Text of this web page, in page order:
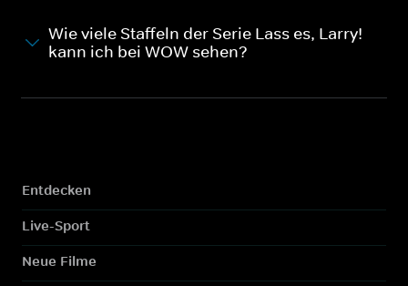
Wie viele Staffeln der Serie Lass es, Larry!
kann ich bei WOW sehen?
Entdecken
Live-Sport
Neue Filme